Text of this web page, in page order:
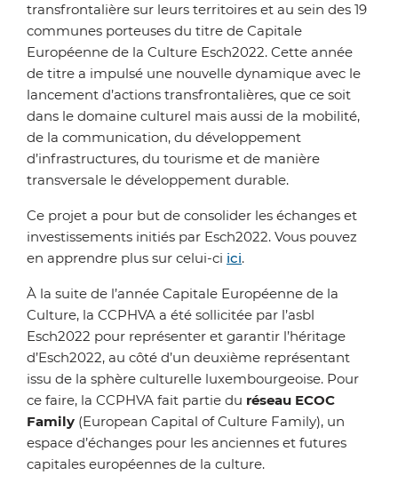
transfrontalière sur leurs territoires et au sein des 19
communes porteuses du titre de Capitale
Européenne de la Culture Esch2022. Cette année
de titre a impulsé une nouvelle dynamique avec le
lancement d’actions transfrontalières, que ce soit
dans le domaine culturel mais aussi de la mobilité,
de la communication, du développement
d’infrastructures, du tourisme et de manière
transversale le développement durable.
Ce projet a pour but de consolider les échanges et
investissements initiés par Esch2022. Vous pouvez
en apprendre plus sur celui-ci ici.
À la suite de l’année Capitale Européenne de la
Culture, la CCPHVA a été sollicitée par l’asbl
Esch2022 pour représenter et garantir l’héritage
d’Esch2022, au côté d’un deuxième représentant
issu de la sphère culturelle luxembourgeoise. Pour
ce faire, la CCPHVA fait partie du réseau ECOC
Family (European Capital of Culture Family), un
espace d’échanges pour les anciennes et futures
capitales européennes de la culture.